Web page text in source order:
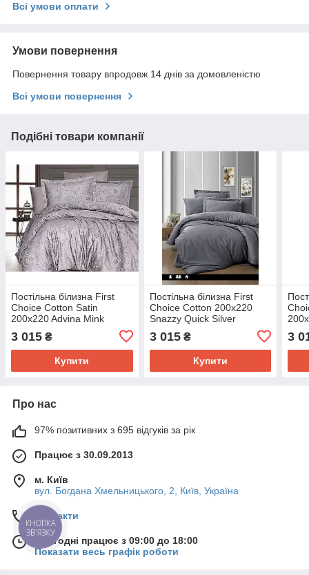
Всі умови оплати
Умови повернення
Повернення товару впродовж 14 днів за домовленістю
Всі умови повернення
Подібні товари компанії
Постільна білизна First
Choice Cotton Satin
200x220 Advina Mink
3 015 ₴
Купити
Постільна білизна First
Choice Cotton 200x220
Snazzy Quick Silver
3 015₴
Купити
3
Про нас
97% позитивних з 695 відгуків за рік
Працює з 30.09.2013
м. Київ
вул. Богдана Хмельницького, 2, Київ, Україна
Контакти
Сьогодні працює з 09:00 до 18:00
Показати весь графік роботи
КНОПКА
ЗВ'ЯЗКУ